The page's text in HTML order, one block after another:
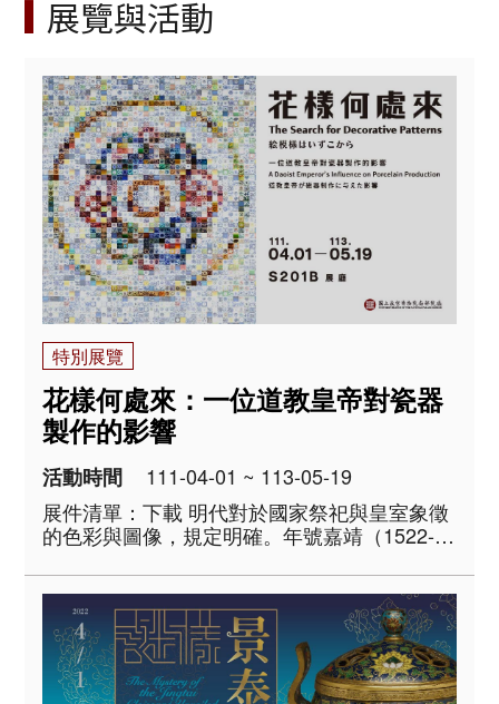
展覽與活動
特別展覽
花樣何處來：一位道教皇帝對瓷器
製作的影響
活動時間
111-04-01 ~ 113-05-19
展件清單：下載 明代對於國家祭祀與皇室象徵
的色彩與圖像，規定明確。年號嘉靖（1522-
實，以宣示正統。本院所藏嘉靖時期單色釉及
龍紋瓷器，除呈現尊天敬祖與皇室尊榮的思
維，也顯示釉彩的創新與設計的變化。此時期
的五彩瓷..